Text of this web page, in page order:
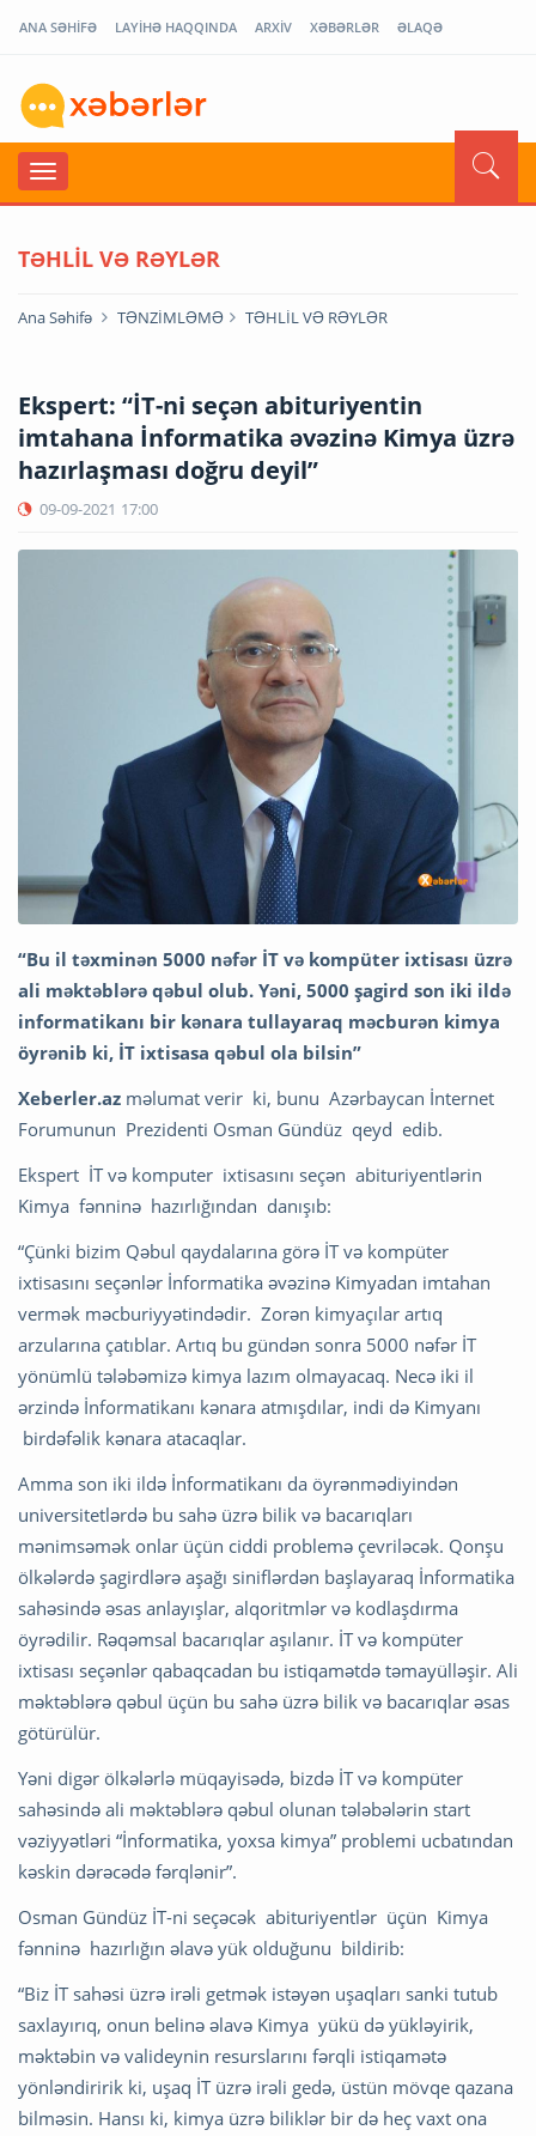
ANA SƏHİFƏ LAYİHƏ HAQQINDA ARXİV XƏBƏRLƏR ƏLAQƏ
TƏHLİL VƏ RƏYLƏR
Ana Səhifə TƏNZİMLƏMƏ TƏHLİL VƏ RƏYLƏR
Ekspert: “İT-ni seçən abituriyentin
imtahana İnformatika əvəzinə Kimya üzrə
hazırlaşması doğru deyil”
09-09-2021 17:00
“Bu il təxminən 5000 nəfər İT və kompüter ixtisası üzrə
ali məktəblərə qəbul olub. Yəni, 5000 şagird son iki ildə
informatikanı bir kənara tullayaraq məcburən kimya
öyrənib ki, İT ixtisasa qəbul ola bilsin”
Xeberler.az məlumat verir ki, bunu Azərbaycan İnternet
Forumunun Prezidenti Osman Gündüz qeyd edib.
Ekspert İT və komputer ixtisasını seçən abituriyentlərin
Kimya fənninə hazırlığından danışıb:
“Çünki bizim Qəbul qaydalarına görə İT və kompüter
ixtisasını seçənlər İnformatika əvəzinə Kimyadan imtahan
vermək məcburiyyətindədir. Zorən kimyaçılar artıq
arzularına çatıblar. Artıq bu gündən sonra 5000 nəfər İT
yönümlü tələbəmizə kimya lazım olmayacaq. Necə iki il
ərzində İnformatikanı kənara atmışdılar, indi də Kimyanı
birdəfəlik kənara atacaqlar.
Amma son iki ildə İnformatikanı da öyrənmədiyindən
universitetlərdə bu sahə üzrə bilik və bacarıqları
mənimsəmək onlar üçün ciddi problemə çevriləcək. Qonşu
ölkələrdə şagirdlərə aşağı siniflərdən başlayaraq İnformatika
sahəsində əsas anlayışlar, alqoritmlər və kodlaşdırma
öyrədilir. Rəqəmsal bacarıqlar aşılanır. İT və kompüter
ixtisası seçənlər qabaqcadan bu istiqamətdə təmayülləşir. Ali
məktəblərə qəbul üçün bu sahə üzrə bilik və bacarıqlar əsas
götürülür.
Yəni digər ölkələrlə müqayisədə, bizdə İT və kompüter
sahəsində ali məktəblərə qəbul olunan tələbələrin start
vəziyyətləri “İnformatika, yoxsa kimya” problemi ucbatından
kəskin dərəcədə fərqlənir”.
Osman Gündüz İT-ni seçəcək abituriyentlər üçün Kimya
fənninə hazırlığın əlavə yük olduğunu bildirib:
“Biz İT sahəsi üzrə irəli getmək istəyən uşaqları sanki tutub
saxlayırıq, onun belinə əlavə Kimya yükü də yükləyirik,
məktəbin və valideynin resurslarını fərqli istiqamətə
yönləndiririk ki, uşaq İT üzrə irəli gedə, üstün mövqe qazana
bilməsin. Hansı ki, kimya üzrə biliklər bir də heç vaxt ona